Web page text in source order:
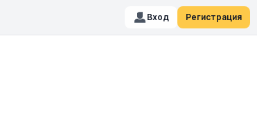
Вход Регистрация